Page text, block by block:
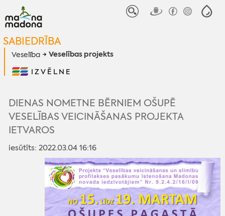
SABIEDRĪBA
Veselība Veselības projekts
IZVĒLNE
DIENAS NOMETNE BĒRNIEM OŠUPĒ
VESELĪBAS VEICINĀŠANAS PROJEKTA
IETVAROS
iesūtīts: 2022.03.04 16:16